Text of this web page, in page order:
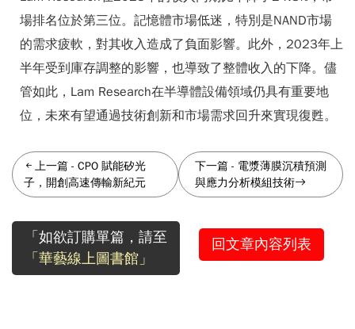
場排名位於第三位。記憶體市場低迷，特別是NAND市場
的需求疲軟，對其收入造成了負面影響。此外，2023年上
半年受到庫存調整的影響，也導致了整體收入的下降。儘
管如此，Lam Research在半導體設備領域仍具有重要地
位，未來有望通過技術創新和市場需求回升來實現復甦。
上一篇 - CPO 賦能矽光
子，開創高速傳輸新紀元
下一篇- 電漿薄膜沉積預測
與應力分析模組技術
「如欲訂購單篇，請至
「華藝線上圖書館」
回文章內容列表